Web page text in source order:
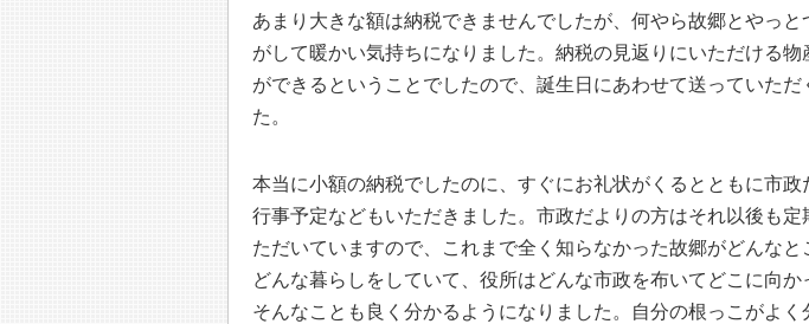
あまり大きな額は納税できませんでしたが、何やら故郷とやっと
がして暖かい気持ちになりました。納税の見返りにいただける物
ができるということでしたので、誕生日にあわせて送っていただ
た。
本当に小額の納税でしたのに、すぐにお礼状がくるとともに市政
行事予定などもいただきました。市政だよりの方はそれ以後も定
ただいていますので、これまで全く知らなかった故郷がどんなと
どんな暮らしをしていて、役所はどんな市政を布いてどこに向か
そんなことも良く分かるようになりました。自分の根っこがよく